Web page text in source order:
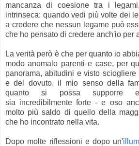
mancanza di coesione tra i
intrinseca: quando vedi più volte dei
a credere che nessun legame può
che ho pensato di credere anch'io per
La verità però è che per quanto io
modo anomalo parenti e case, per
panorama, abitudini e visto
e del dovuto, il mio senso della
quanto si possa supporre
sia incredibilmente forte - e oso
molto più saldo di quello della
che ho incontrato nella vita.
Dopo molte riflessioni e dopo un'